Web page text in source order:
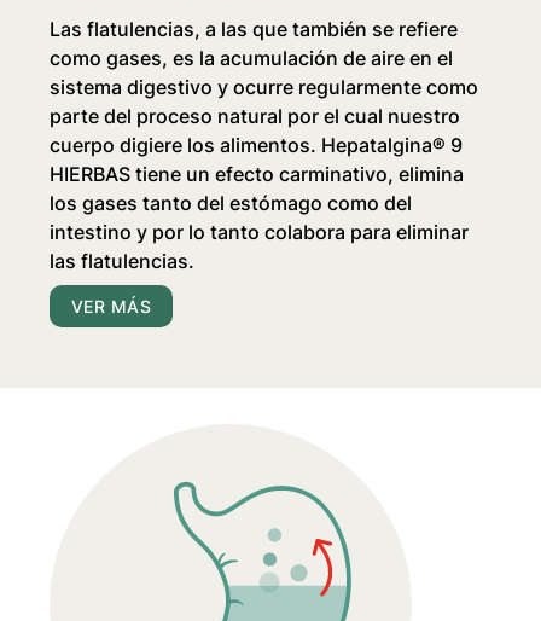
Las flatulencias, a las que también se refiere
como gases, es la acumulación de aire en el
sistema digestivo y ocurre regularmente como
parte del proceso natural por el cual nuestro
cuerpo digiere los alimentos. Hepatalgina® 9
HIERBAS tiene un efecto carminativo, elimina
los gases tanto del estómago como del
intestino y por lo tanto colabora para eliminar
las flatulencias.
VER MÁS